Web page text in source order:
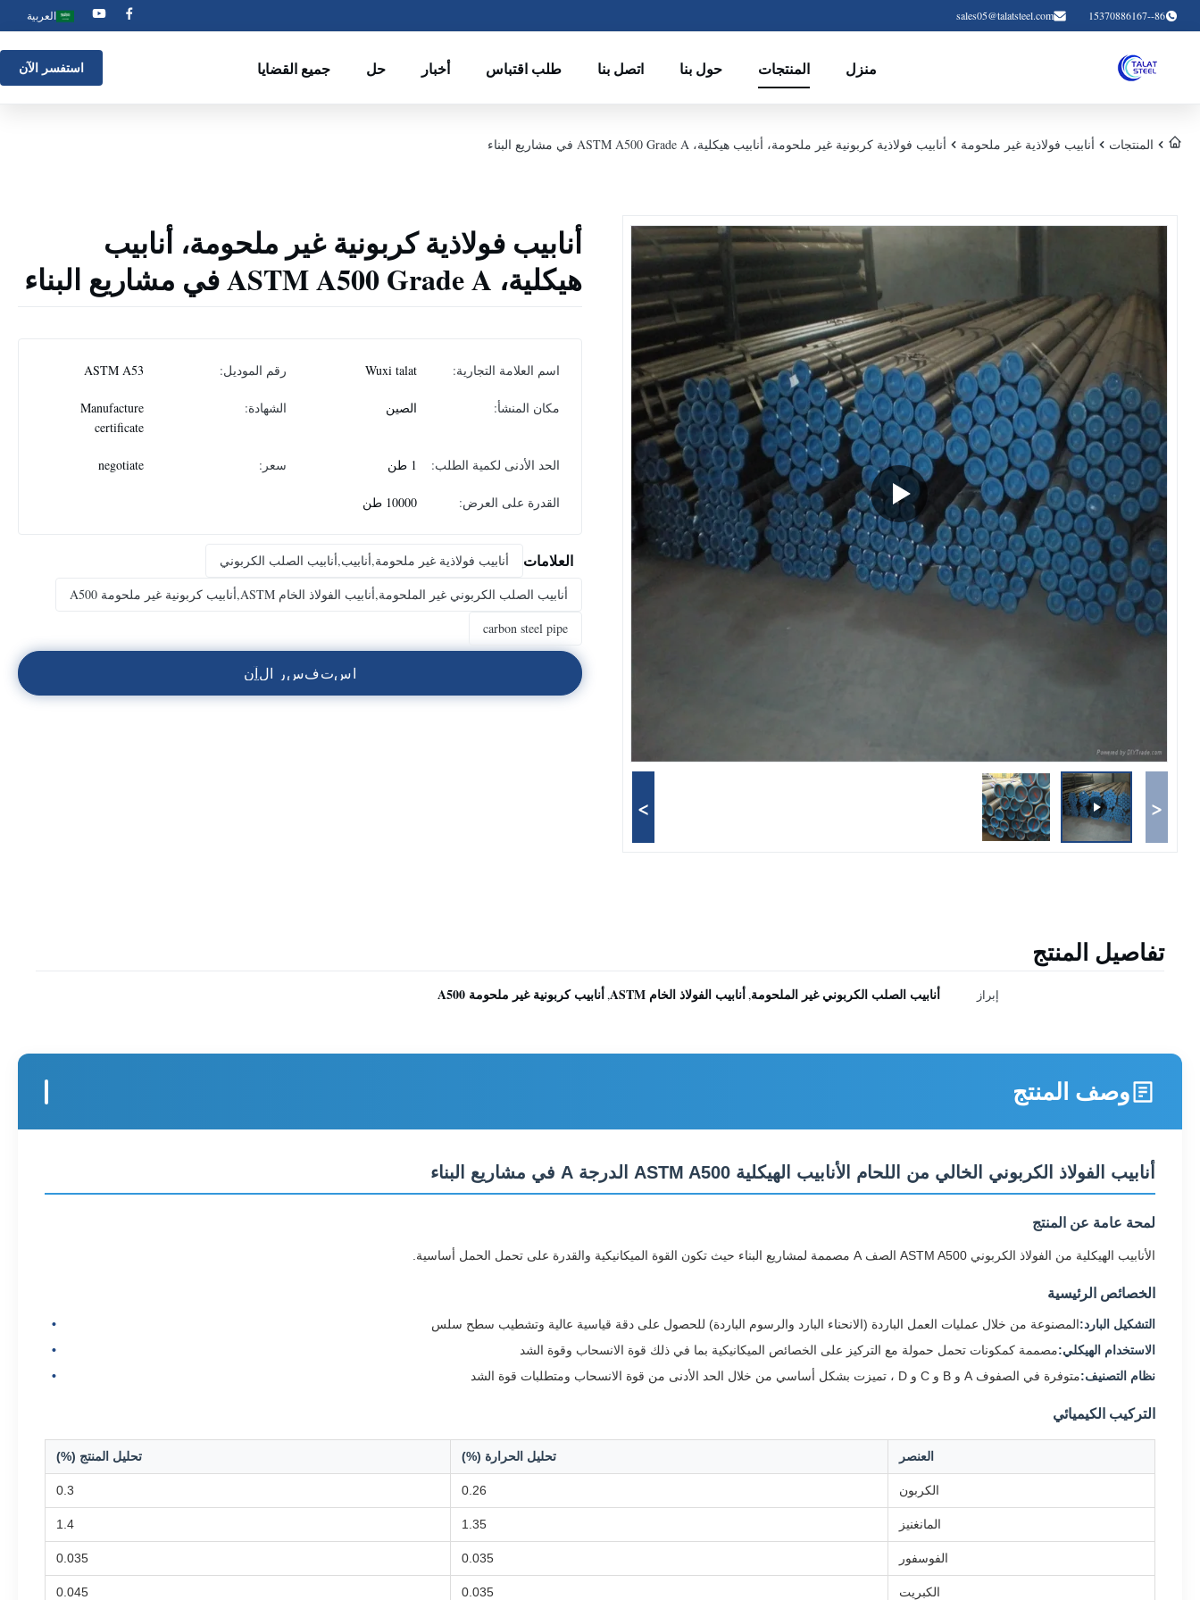
86--15370886167
sales05@talatsteel.com العربية
منزل المنتجات حول بنا اتصل بنا طلب اقتباس أخبار حل جميع القضايا استفسر الآن
المنتجات أنابيب فولاذية غير ملحومة أنابيب فولاذية كربونية غير ملحومة، أنابيب هيكلية، ASTM A500 Grade A في مشاريع البناء
<
>
أنابيب فولاذية كربونية غير ملحومة، أنابيب
هيكلية، ASTM A500 Grade A في مشاريع البناء
اسم العلامة التجارية: Wuxi talat رقم الموديل: ASTM A53
مكان المنشأ: الصين الشهادة:
Manufacture
certificate
الحد الأدنى لكمية الطلب: 1 طن سعر: negotiate
القدرة على العرض: 10000 طن
العلامات
أنابيب فولاذية غير ملحومة,أنابيب,أنابيب الصلب الكربوني
أنابيب الصلب الكربوني غير الملحومة,أنابيب الفولاذ الخام ASTM,أنابيب كربونية غير ملحومة A500
carbon steel pipe
استفسر الآن
تفاصيل المنتج
إبراز أنابيب الصلب الكربوني غير الملحومة,أنابيب الفولاذ الخام ASTM ,أنابيب كربونية غير ملحومة A500
وصف المنتج
أنابيب الفولاذ الكربوني الخالي من اللحام الأنابيب الهيكلية ASTM A500 الدرجة A في مشاريع البناء
لمحة عامة عن المنتج
الأنابيب الهيكلية من الفولاذ الكربوني ASTM A500 الصف A مصممة لمشاريع البناء حيث تكون القوة الميكانيكية والقدرة على تحمل الحمل أساسية.
الخصائص الرئيسية
التشكيل البارد:المصنوعة من خلال عمليات العمل الباردة (الانحناء البارد والرسوم الباردة) للحصول على دقة قياسية عالية وتشطيب سطح سلس
الاستخدام الهيكلي:مصممة كمكونات تحمل حمولة مع التركيز على الخصائص الميكانيكية بما في ذلك قوة الانسحاب وقوة الشد
نظام التصنيف:متوفرة في الصفوف A و B و C و D ، تميزت بشكل أساسي من خلال الحد الأدنى من قوة الانسحاب ومتطلبات قوة الشد
التركيب الكيميائي
العنصر تحليل الحرارة (%) تحليل المنتج (%)
الكربون 0.26
0.3
المانغنيز 1.35
1.4
الفوسفور 0.035
0.035
الكبريت 0.035
0.045